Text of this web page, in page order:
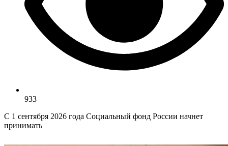
933
С 1 сентября 2026 года Социальный фонд России начнет
принимать